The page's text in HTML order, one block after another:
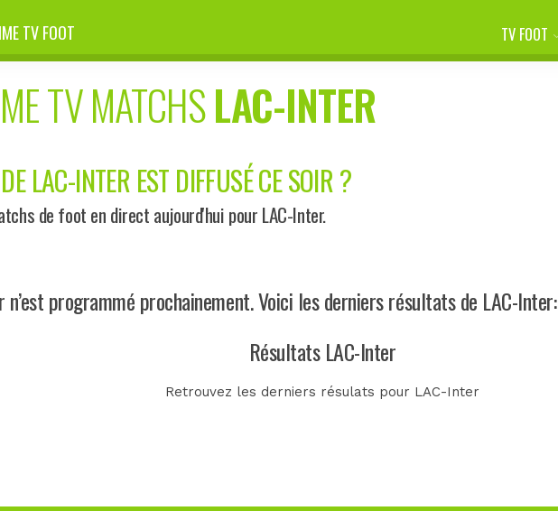
TV FOOT TV FOOT
TV MATCHSLAC-INTER
LAC-INTER EST DIFFUSÉ CE SOIR ?
de foot en direct aujourd'hui pour LAC-Inter.
programmé prochainement. Voici les derniers résultats de LAC-Inter:
Résultats LAC-Inter
Retrouvez les derniers résulats pour LAC-Inter